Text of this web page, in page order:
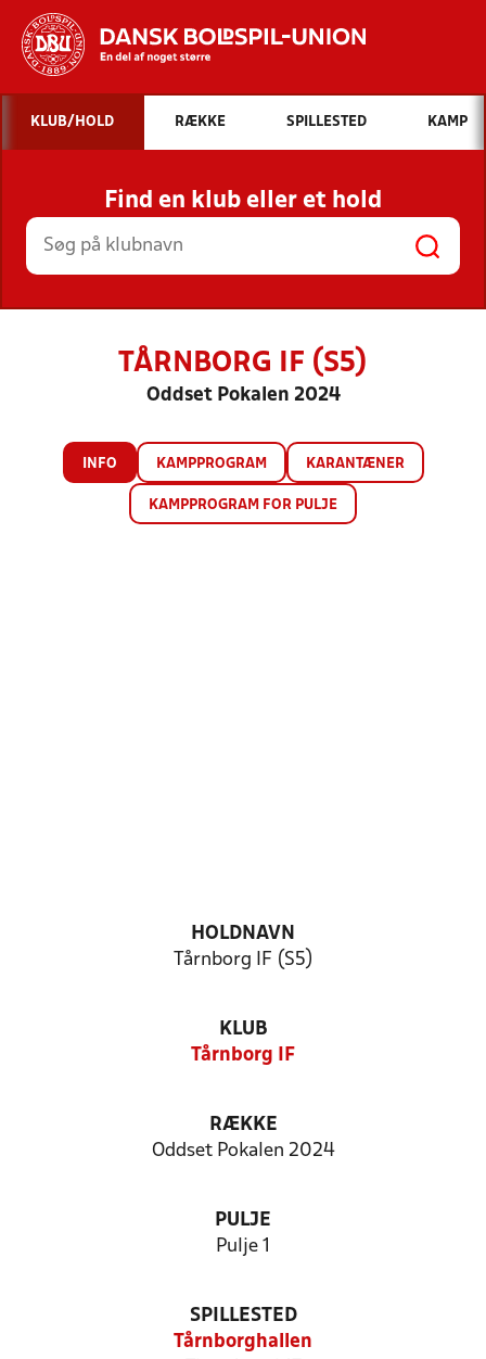
Hvad vil du søge efter?
INDHOLD OG NYHEDER
STILLINGER, RESULTATER, KLUBBER OG
HOLD
KLUB/HOLD RÆKKE SPILLESTED KAMP
Find en klub eller et hold
TÅRNBORG IF (S5)
Oddset Pokalen 2024
INFO KAMPPROGRAM KARANTÆNER
KAMPPROGRAM FOR PULJE
HOLDNAVN
Tårnborg IF (S5)
KLUB
Tårnborg IF
RÆKKE
Oddset Pokalen 2024
PULJE
Pulje 1
SPILLESTED
Tårnborghallen